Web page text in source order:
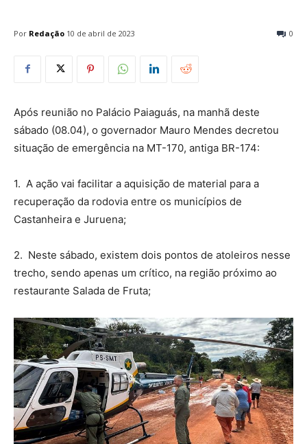
Por Redação 0
10 de abril de 2023
Após reunião no Palácio Paiaguás, na manhã deste
sábado (08.04), o governador Mauro Mendes decretou
situação de emergência na MT-170, antiga BR-174:
1. A ação vai facilitar a aquisição de material para a
recuperação da rodovia entre os municípios de
Castanheira e Juruena;
2. Neste sábado, existem dois pontos de atoleiros nesse
trecho, sendo apenas um crítico, na região próximo ao
restaurante Salada de Fruta;